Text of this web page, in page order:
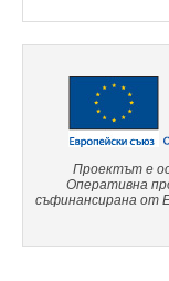
Проектът е
Оперативна
съфинансирана от